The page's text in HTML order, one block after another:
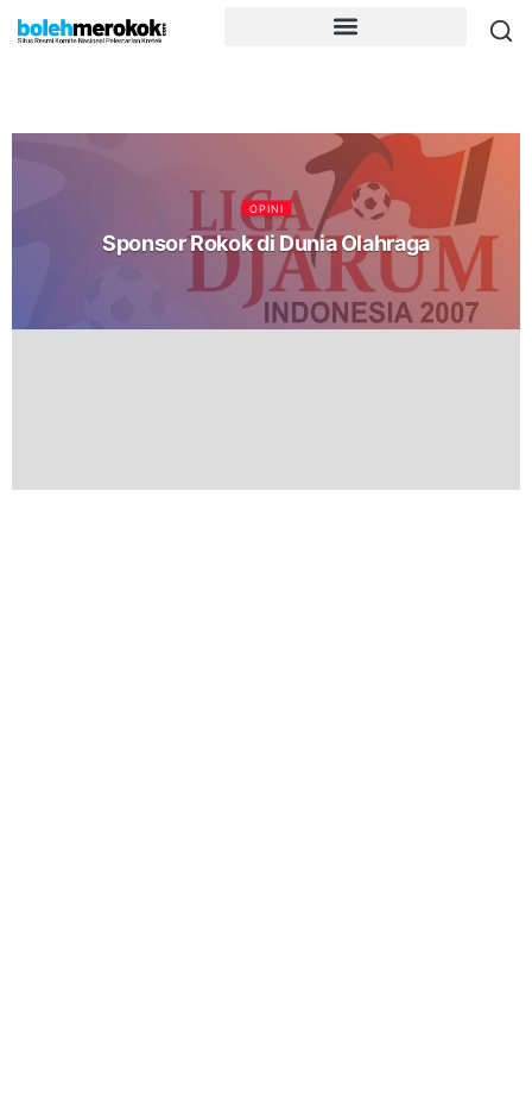
OPINI
Sponsor Rokok di Dunia Olahraga